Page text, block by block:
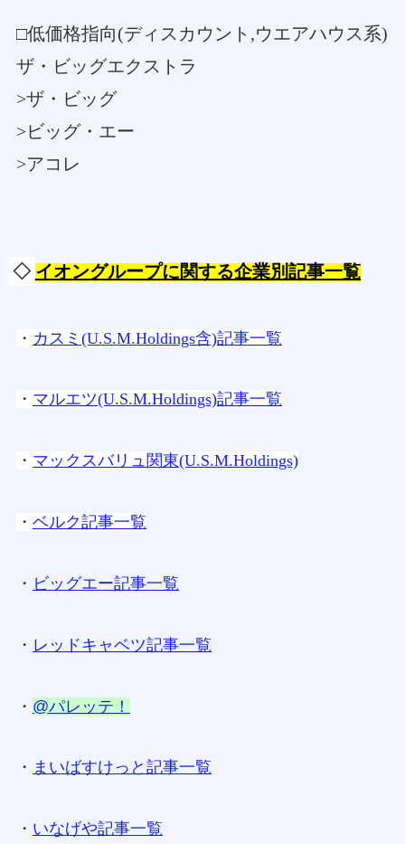
□低価格指向(ディスカウント,ウエアハウス系)
ザ・ビッグエクストラ
>ザ・ビッグ
>ビッグ・エー
>アコレ
◇ イオングループに関する企業別記事一覧
・ カスミ(U.S.M.Holdings含)記事一覧
・ マルエツ(U.S.M.Holdings)記事一覧
・ マックスバリュ関東(U.S.M.Holdings)
・ ベルク記事一覧
・ ビッグエー記事一覧
・ レッドキャベツ記事一覧
・ @パレッテ！
・ まいばすけっと記事一覧
・ いなげや記事一覧